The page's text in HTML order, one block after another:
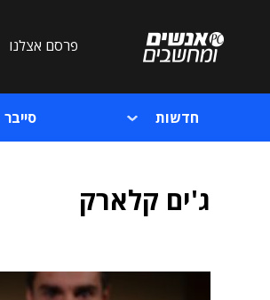
פרסם אצלנו
חדשות סייבר
ג'ים קלארק